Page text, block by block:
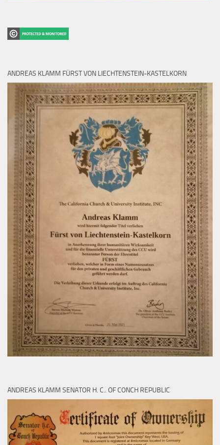
ANDREAS KLAMM FÜRST VON LIECHTENSTEIN-KASTELKORN
ANDREAS KLAMM SENATOR H. C.. OF CONCH REPUBLIC